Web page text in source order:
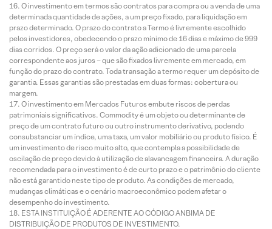
O investimento em termos são contratos para compra ou a venda de uma
determinada quantidade de ações, a um preço fixado, para liquidação em
prazo determinado. O prazo do contrato a Termo é livremente escolhido
pelos investidores, obedecendo o prazo mínimo de 16 dias e máximo de 999
dias corridos. O preço será o valor da ação adicionado de uma parcela
correspondente aos juros – que são fixados livremente em mercado, em
função do prazo do contrato. Toda transação a termo requer um depósito de
garantia. Essas garantias são prestadas em duas formas: cobertura ou
margem.
O investimento em Mercados Futuros embute riscos de perdas
patrimoniais significativos. Commodity é um objeto ou determinante de
preço de um contrato futuro ou outro instrumento derivativo, podendo
consubstanciar um índice, uma taxa, um valor mobiliário ou produto físico. É
um investimento de risco muito alto, que contempla a possibilidade de
oscilação de preço devido à utilização de alavancagem financeira. A duração
recomendada para o investimento é de curto prazo e o patrimônio do cliente
não está garantido neste tipo de produto. As condições de mercado,
mudanças climáticas e o cenário macroeconômico podem afetar o
desempenho do investimento.
ESTA INSTITUIÇÃO É ADERENTE AO CÓDIGO ANBIMA DE
DISTRIBUIÇÃO DE PRODUTOS DE INVESTIMENTO.